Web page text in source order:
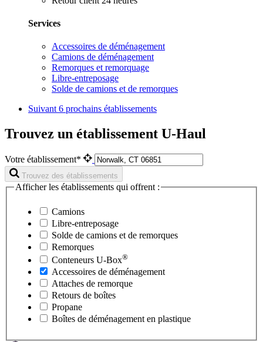
Services
Accessoires de déménagement
Camions de déménagement
Remorques et remorquage
Libre-entreposage
Solde de camions et de remorques
Suivant 6 prochains établissements
Trouvez un établissement U-Haul
Votre établissement*
Trouvez des établissements
Afficher les établissements qui offrent :
Camions
Libre-entreposage
Solde de camions et de remorques
Remorques
Conteneurs U-Box®
Accessoires de déménagement
Attaches de remorque
Retours de boîtes
Propane
Boîtes de déménagement en plastique